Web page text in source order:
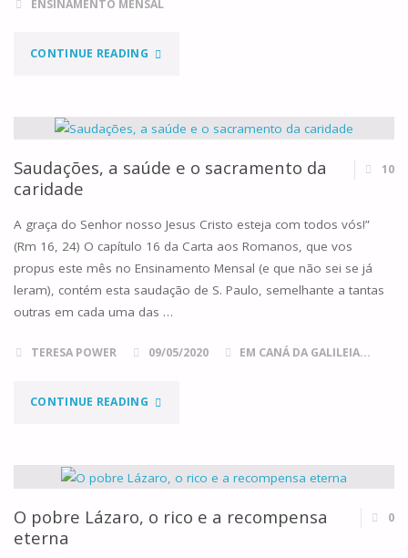
ENSINAMENTO MENSAL
CONTINUE READING"O
DOS
CINCO
Saudações, a saúde e o sacramento da
caridade
10
A graça do Senhor nosso Jesus Cristo esteja com todos vós!”
(Rm 16, 24) O capítulo 16 da Carta aos Romanos, que vos
propus este mês no Ensinamento Mensal (e que não sei se já
leram), contém esta saudação de S. Paulo, semelhante a tantas
outras em cada uma das …
TERESA POWER 09/05/2020 EM CANÁ DA GALILEIA...
CONTINUE READING"SAUDAÇÕES,
SAÚDE
O pobre Lázaro, o rico e a recompensa
eterna
0